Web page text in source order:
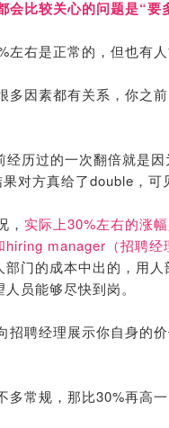
会比较关心的问题是“要
右是正常的，但也有人
多因素都有关系，你之
历过的一次翻倍就是
对方真给了double，可
， 实际上30%左右的涨
manager（招聘经
门的成本中出的，用
员能够尽快到岗。
招聘经理展示你自身的
多常规，那比30%再高一